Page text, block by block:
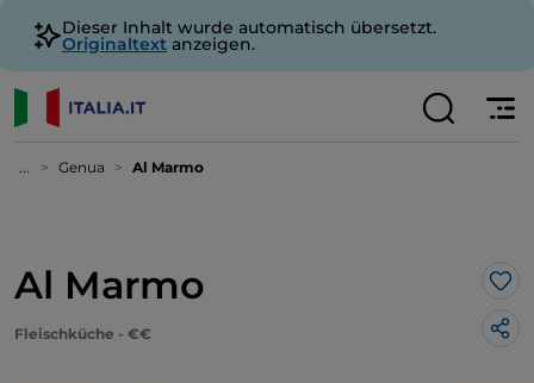
Dieser Inhalt wurde automatisch übersetzt.
Originaltext anzeigen.
... Genua Al Marmo
Al Marmo
Fleischküche - €€